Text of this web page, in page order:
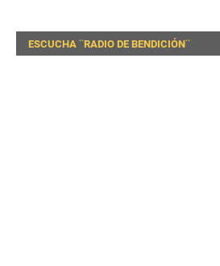
ESCUCHA ¨RADIO DE BENDICIÓN¨